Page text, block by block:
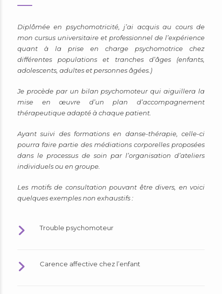
Diplômée en psychomotricité, j’ai acquis au cours de
mon cursus universitaire et professionnel de l’expérience
quant à la prise en charge psychomotrice chez
différentes populations et tranches d’âges (enfants,
adolescents, adultes et personnes âgées.)
Je procède par un bilan psychomoteur qui aiguillera la
mise en œuvre d’un plan d’accompagnement
thérapeutique adapté à chaque patient.
Ayant suivi des formations en danse-thérapie, celle-ci
pourra faire partie des médiations corporelles proposées
dans le processus de soin par l’organisation d’ateliers
individuels ou en groupe.
Les motifs de consultation pouvant être divers, en voici
quelques exemples non exhaustifs :
Trouble psychomoteur
Carence affective chez l’enfant